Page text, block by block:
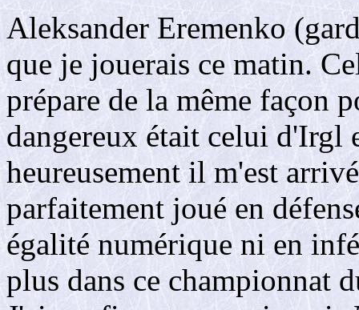
Aleksander Eremenko
que je jouerais ce matin.
prépare de la même façon
dangereux était celui d'Irgl
heureusement il m'est
parfaitement joué en
égalité numérique ni en
plus dans ce championnat